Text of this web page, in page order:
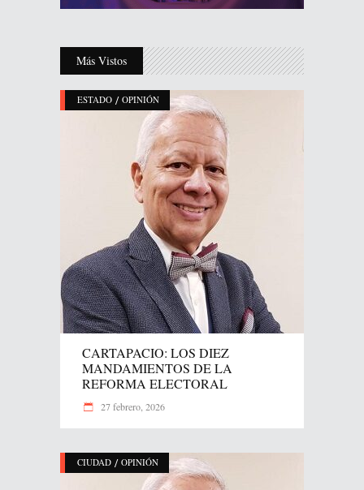
Más Vistos
ESTADO / OPINIÓN
CARTAPACIO: LOS DIEZ
MANDAMIENTOS DE LA
REFORMA ELECTORAL
27 febrero, 2026
CIUDAD / OPINIÓN